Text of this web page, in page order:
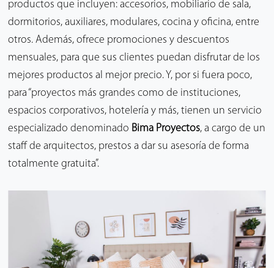
productos que incluyen: accesorios, mobiliario de sala,
dormitorios, auxiliares, modulares, cocina y oficina, entre
otros. Además, ofrece promociones y descuentos
mensuales, para que sus clientes puedan disfrutar de los
mejores productos al mejor precio. Y, por si fuera poco,
para “proyectos más grandes como de instituciones,
espacios corporativos, hotelería y más, tienen un servicio
especializado denominado Bima Proyectos, a cargo de un
staff de arquitectos, prestos a dar su asesoría de forma
totalmente gratuita”.